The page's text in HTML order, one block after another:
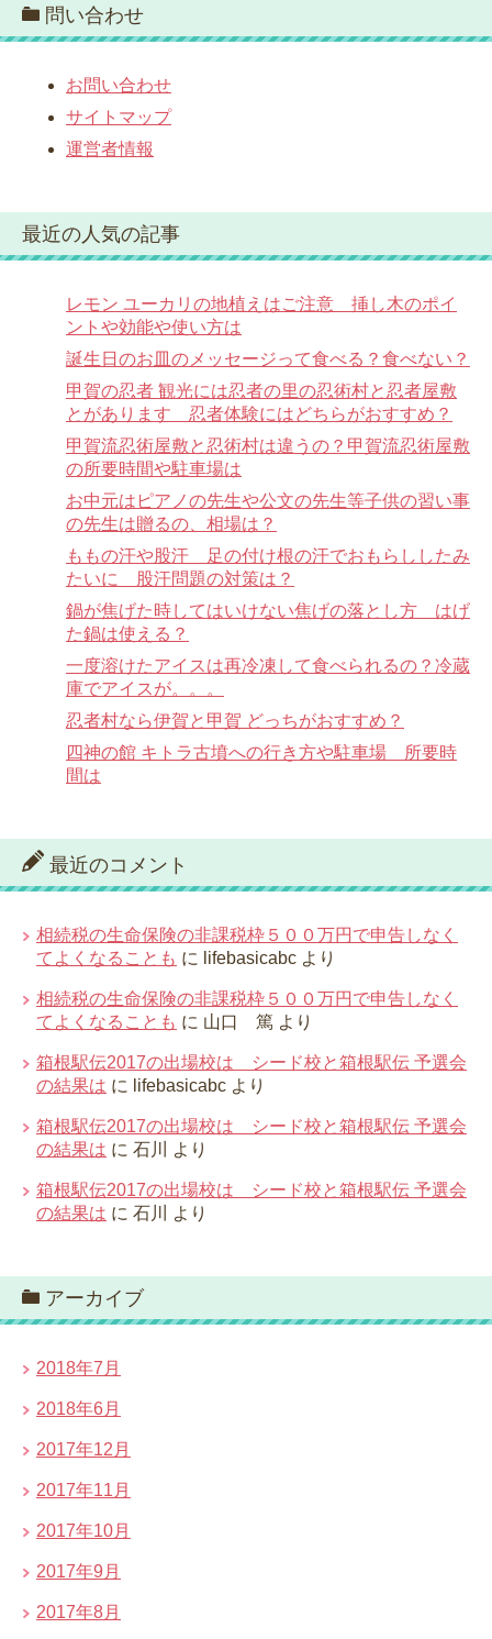
問い合わせ
お問い合わせ
サイトマップ
運営者情報
最近の人気の記事
レモン ユーカリの地植えはご注意 挿し木のポイ
ントや効能や使い方は
誕生日のお皿のメッセージって食べる？食べない？
甲賀の忍者 観光には忍者の里の忍術村と忍者屋敷
とがあります 忍者体験にはどちらがおすすめ？
甲賀流忍術屋敷と忍術村は違うの？甲賀流忍術屋敷
の所要時間や駐車場は
お中元はピアノの先生や公文の先生等子供の習い事
の先生は贈るの、相場は？
ももの汗や股汗 足の付け根の汗でおもらししたみ
たいに 股汗問題の対策は？
鍋が焦げた時してはいけない焦げの落とし方 はげ
た鍋は使える？
一度溶けたアイスは再冷凍して食べられるの？冷蔵
庫でアイスが。。。
忍者村なら伊賀と甲賀 どっちがおすすめ？
四神の館 キトラ古墳への行き方や駐車場 所要時
間は
最近のコメント
相続税の生命保険の非課税枠５００万円で申告しなく
てよくなることも に lifebasicabc より
相続税の生命保険の非課税枠５００万円で申告しなく
てよくなることも に 山口 篤 より
箱根駅伝2017の出場校は シード校と箱根駅伝 予選会
の結果は に lifebasicabc より
箱根駅伝2017の出場校は シード校と箱根駅伝 予選会
の結果は に 石川 より
箱根駅伝2017の出場校は シード校と箱根駅伝 予選会
の結果は に 石川 より
アーカイブ
2018年7月
2018年6月
2017年12月
2017年11月
2017年10月
2017年9月
2017年8月